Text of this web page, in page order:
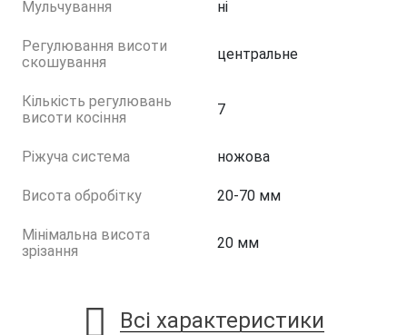
Мульчування ні
Регулювання висоти
скошування
центральне
Кількість регулювань
висоти косіння
7
Ріжуча система ножова
Висота обробітку 20-70 мм
Мінімальна висота
зрізання
20 мм
Всі характеристики